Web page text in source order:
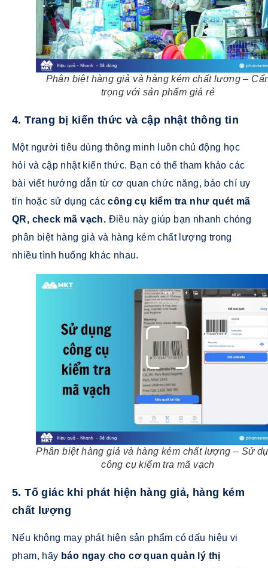
Phân biệt hàng giả và hàng kém chất lượng –
trọng với sản phẩm giá rẻ
4. Trang bị kiến thức và cập nhật thông tin
Một người tiêu dùng thông minh luôn chủ động học
hỏi và cập nhật kiến thức. Bạn có thể tham khảo các
bài viết hướng dẫn từ cơ quan chức năng, báo chí uy
tín hoặc sử dụng cáccông cụ kiểm tra như quét mã
QR, check mã vạch. Điều này giúp bạn nhanh chóng
phân biệt hàng giả và hàng kém chất lượng trong
nhiều tình huống khác nhau.
Phân biệt hàng giả và hàng kém chất lượng – Sử
công cụ kiểm tra mã vạch
5. Tố giác khi phát hiện hàng giả, hàng kém
chất lượng
Nếu không may phát hiện sản phẩm có dấu hiệu vi
phạm, hãy báo ngay cho cơ quan quản lý thị